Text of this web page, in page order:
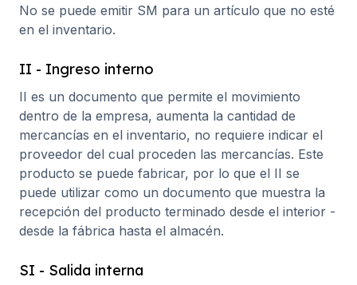
No se puede emitir SM para un artículo que no esté
en el inventario.
II - Ingreso interno
II es un documento que permite el movimiento
dentro de la empresa, aumenta la cantidad de
mercancías en el inventario, no requiere indicar el
proveedor del cual proceden las mercancías. Este
producto se puede fabricar, por lo que el II se
puede utilizar como un documento que muestra la
recepción del producto terminado desde el interior -
desde la fábrica hasta el almacén.
SI - Salida interna